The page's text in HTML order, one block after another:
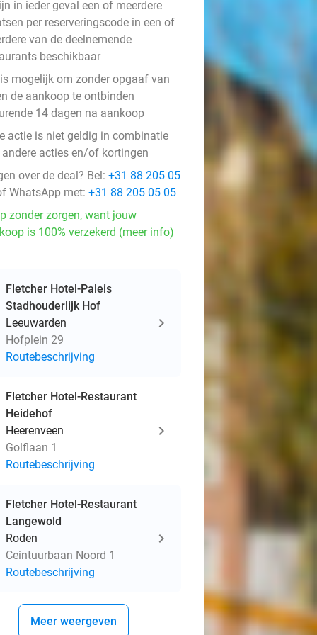
in ieder geval een of meerdere
per reserveringscode in een of
van de deelnemende
beschikbaar
mogelijk om zonder opgaaf van
de aankoop te ontbinden
14 dagen na aankoop
actie is niet geldig in combinatie
andere acties en/of kortingen
over de deal? Bel: +31 88 205 05
WhatsApp met: +31 88 205 05 05
zonder zorgen, want jouw
is 100% verzekerd (meer info)
Fletcher Hotel-Paleis
Stadhouderlijk Hof
Leeuwarden
Hofplein 29
Routebeschrijving
Fletcher Hotel-Restaurant
Heidehof
Heerenveen
Golflaan 1
Routebeschrijving
Fletcher Hotel-Restaurant
Langewold
Roden
Ceintuurbaan Noord 1
Routebeschrijving
Meer weergeven